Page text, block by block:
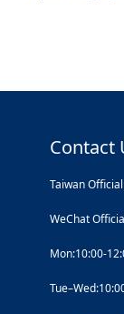
Contact
Taiwan
WeChat
Mon:10:00-